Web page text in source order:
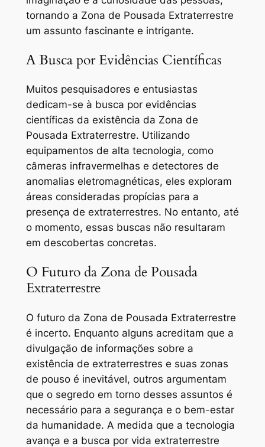
tornando a Zona de Pousada Extraterrestre
um assunto fascinante e intrigante.
A Busca por Evidências Científicas
Muitos pesquisadores e entusiastas
dedicam-se à busca por evidências
científicas da existência da Zona de
Pousada Extraterrestre. Utilizando
equipamentos de alta tecnologia, como
câmeras infravermelhas e detectores de
anomalias eletromagnéticas, eles exploram
áreas consideradas propícias para a
presença de extraterrestres. No entanto, até
o momento, essas buscas não resultaram
em descobertas concretas.
O Futuro da Zona de Pousada
Extraterrestre
O futuro da Zona de Pousada Extraterrestre
é incerto. Enquanto alguns acreditam que a
divulgação de informações sobre a
existência de extraterrestres e suas zonas
de pouso é inevitável, outros argumentam
que o segredo em torno desses assuntos é
necessário para a segurança e o bem-estar
da humanidade. A medida que a tecnologia
avança e a busca por vida extraterrestre